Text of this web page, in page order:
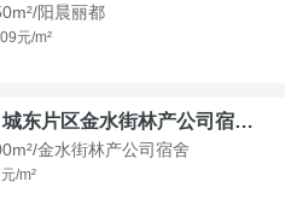
阳晨丽都
元/m²
已安装电梯 城东片区金水街林产公司宿舍套三可看江景
金水街林产公司宿舍
/m²